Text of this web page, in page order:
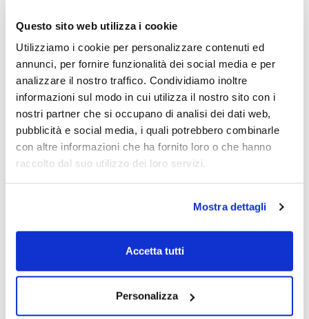
Questo sito web utilizza i cookie
Utilizziamo i cookie per personalizzare contenuti ed
annunci, per fornire funzionalità dei social media e per
analizzare il nostro traffico. Condividiamo inoltre
informazioni sul modo in cui utilizza il nostro sito con i
nostri partner che si occupano di analisi dei dati web,
pubblicità e social media, i quali potrebbero combinarle
con altre informazioni che ha fornito loro o che hanno
raccolto dal suo utilizzo dei loro servizi.
Mostra dettagli
Accetta tutti
Personalizza
Ti inviamo solo un SMS di verifica, niente